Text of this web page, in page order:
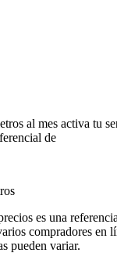
al mes activa tu
de
es una
compradores en
pueden variar.